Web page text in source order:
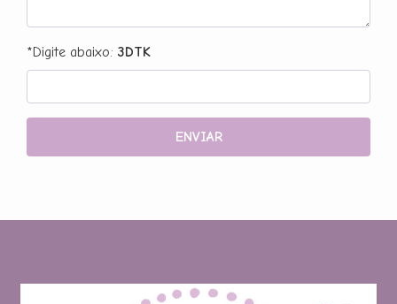
*Digite abaixo: 3DTK
ENVIAR